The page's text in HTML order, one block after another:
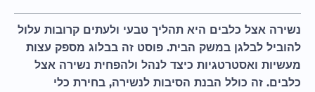
נשירה אצל כלבים היא תהליך טבעי ולעתים קרובות עלול
להוביל לבלגן במשק הבית. פוסט זה בבלוג מספק עצות
מעשיות ואסטרטגיות כיצד לנהל ולהפחית נשירה אצל
כלבים. זה כולל הבנת הסיבות לנשירה, בחירת כלי